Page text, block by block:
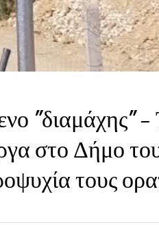
"διαμάχης"
στο Δήμο
τους